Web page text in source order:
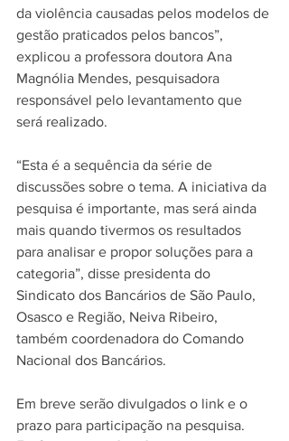
da violência causadas pelos modelos de
gestão praticados pelos bancos”,
explicou a professora doutora Ana
Magnólia Mendes, pesquisadora
responsável pelo levantamento que
será realizado.
“Esta é a sequência da série de
discussões sobre o tema. A iniciativa da
pesquisa é importante, mas será ainda
mais quando tivermos os resultados
para analisar e propor soluções para a
categoria”, disse presidenta do
Sindicato dos Bancários de São Paulo,
Osasco e Região, Neiva Ribeiro,
também coordenadora do Comando
Nacional dos Bancários.
Em breve serão divulgados o link e o
prazo para participação na pesquisa.